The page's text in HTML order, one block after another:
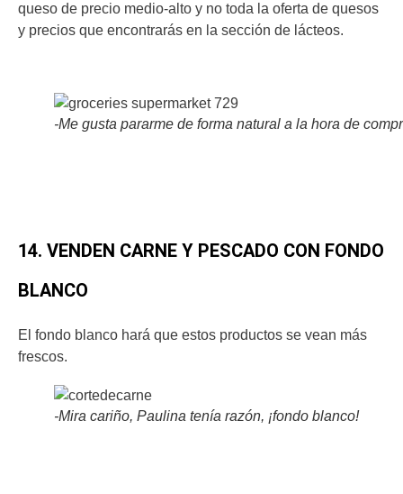
queso de precio medio-alto y no toda la oferta de quesos
y precios que encontrarás en la sección de lácteos.
-Me gusta pararme de forma natural a la hora de
14. VENDEN CARNE Y PESCADO CON FONDO
BLANCO
El fondo blanco hará que estos productos se vean más
frescos.
-Mira cariño, Paulina tenía razón, ¡fondo blanco!